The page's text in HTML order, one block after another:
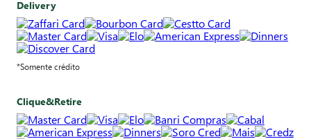
Delivery
*Somente crédito
Clique&Retire